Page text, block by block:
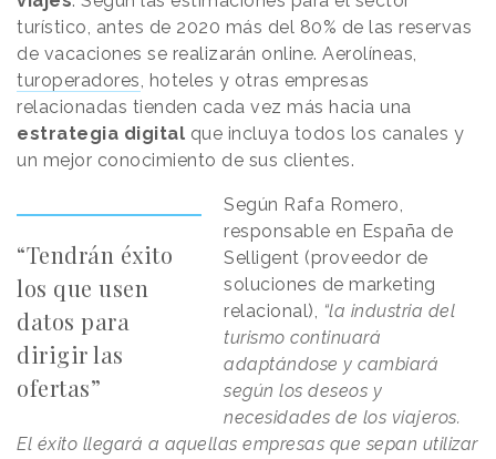
turístico, antes de 2020 más del 80% de las reservas
de vacaciones se realizarán online. Aerolíneas,
turoperadores, hoteles y otras empresas
relacionadas tienden cada vez más hacia una
estrategia digital que incluya todos los canales y
un mejor conocimiento de sus clientes.
“Tendrán éxito
los que usen
datos para
dirigir las
ofertas”
Según Rafa Romero,
responsable en España de
Selligent (proveedor de
soluciones de marketing
relacional), “la industria del
turismo continuará
adaptándose y cambiará
según los deseos y
necesidades de los viajeros.
El éxito llegará a aquellas empresas que sepan utilizar